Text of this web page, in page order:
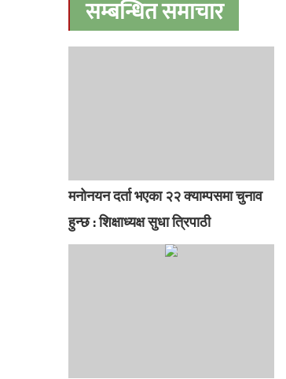
सम्बन्धित समाचार
मनोनयन दर्ता भएका २२ क्याम्पसमा चुनाव
हुन्छ : शिक्षाध्यक्ष सुधा त्रिपाठी